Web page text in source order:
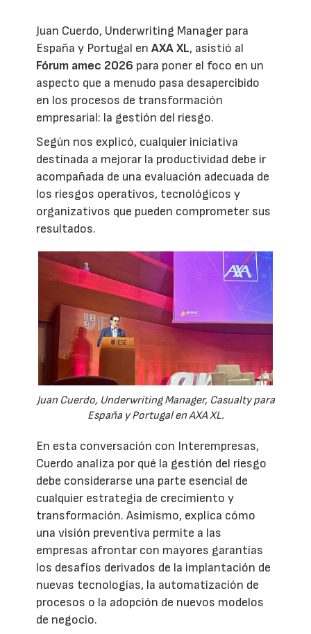
Juan Cuerdo, Underwriting Manager para
España y Portugal enAXA XL, asistió al
Fórum amec 2026 para poner el foco en un
aspecto que a menudo pasa desapercibido
en los procesos de transformación
empresarial: la gestión del riesgo.
Según nos explicó, cualquier iniciativa
destinada a mejorar la productividad debe ir
acompañada de una evaluación adecuada de
los riesgos operativos, tecnológicos y
organizativos que pueden comprometer sus
resultados.
Juan Cuerdo, Underwriting Manager, Casualty para
España y Portugal en AXA XL.
En esta conversación con Interempresas,
Cuerdo analiza por qué la gestión del riesgo
debe considerarse una parte esencial de
cualquier estrategia de crecimiento y
transformación. Asimismo, explica cómo
una visión preventiva permite a las
empresas afrontar con mayores garantías
los desafíos derivados de la implantación de
nuevas tecnologías, la automatización de
procesos o la adopción de nuevos modelos
de negocio.